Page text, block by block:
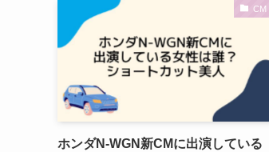
CM
ホンダN-WGN新CMに出演している